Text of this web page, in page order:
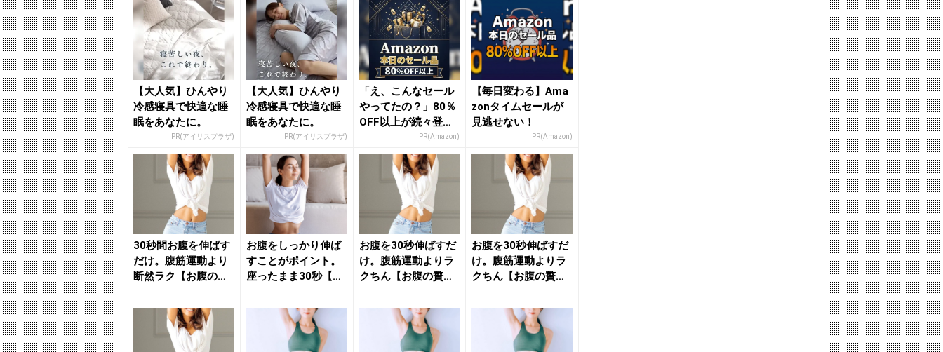
【大人気】ひんやり
冷感寝具で快適な睡
眠をあなたに。
PR(アイリスプラザ)
【大人気】ひんやり
冷感寝具で快適な睡
眠をあなたに。
PR(アイリスプラザ)
「え、こんなセール
やってたの？」80％
OFF以上が続々登
場！Amazonの本気
が...
PR(Amazon)
【毎日変わる】Ama
zonタイムセールが
見逃せない！
PR(Amazon)
30秒間お腹を伸ばす
だけ。腹筋運動より
断然ラク【お腹の贅
単習慣...
お腹をしっかり伸ば
すことがポイント。
座ったまま30秒【お
落とす...
お腹を30秒伸ばすだ
け。腹筋運動よりラ
クちん【お腹の贅肉
- ...
お腹を30秒伸ばすだ
け。腹筋運動よりラ
クちん【お腹の贅肉
- ...